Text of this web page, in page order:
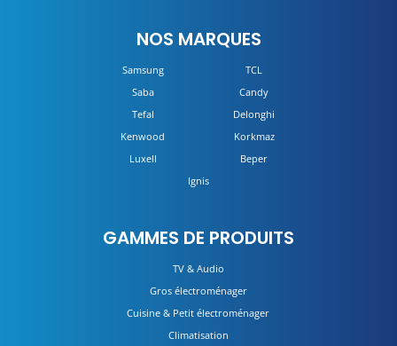
NOS MARQUES
Samsung
TCL
Saba
Candy
Tefal
Delonghi
Kenwood
Korkmaz
Luxell
Beper
Ignis
GAMMES DE PRODUITS
TV & Audio
Gros électroménager
Cuisine & Petit électroménager
Climatisation